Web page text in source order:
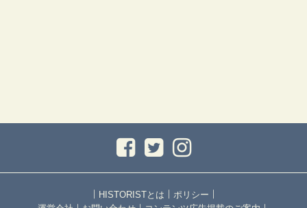
｜ HISTORISTとは ｜ ポリシー ｜